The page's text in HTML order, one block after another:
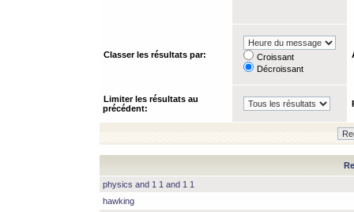
Classer les résultats par:
Croissant
Décroissant
Limiter les résultats au
précédent:
physics and 1 1 and 1 1
hawking